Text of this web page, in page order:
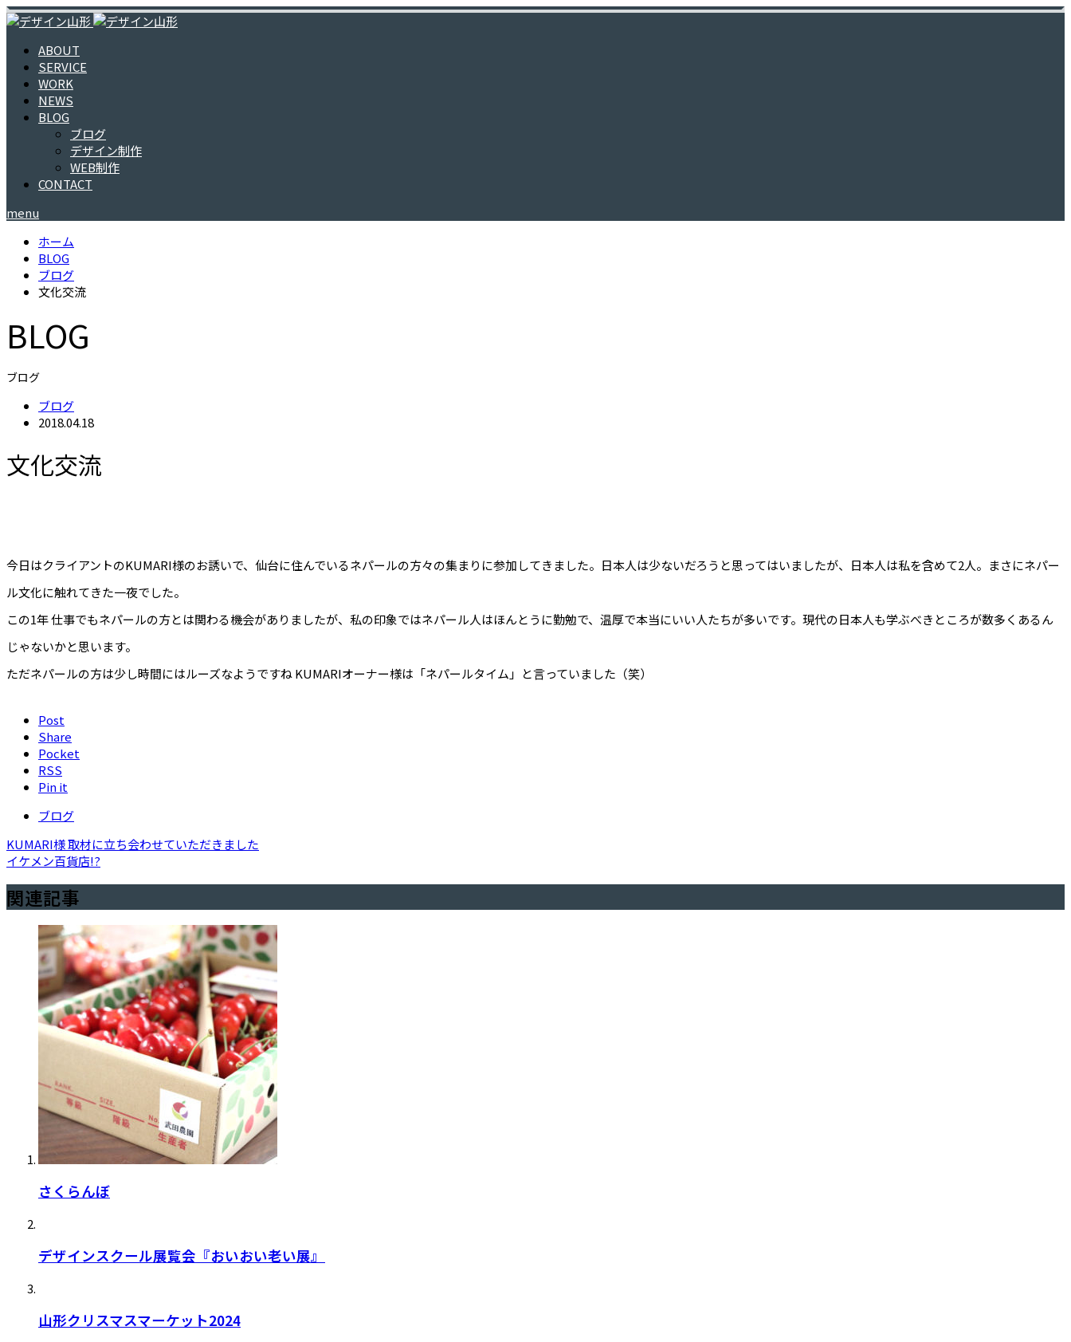
ABOUT
SERVICE
WORK
NEWS
BLOG
ブログ
デザイン制作
WEB制作
CONTACT
menu
ホーム
BLOG
ブログ
文化交流
BLOG
ブログ
ブログ
2018.04.18
文化交流
今日はクライアントのKUMARI様のお誘いで、仙台に住んでいるネパールの方々の集まりに参加してきました。日本人は少ないだろうと思ってはいましたが、日本人は私を含めて2人。まさにネパー
ル文化に触れてきた一夜でした。
この1年 仕事でもネパールの方とは関わる機会がありましたが、私の印象ではネパール人はほんとうに勤勉で、温厚で本当にいい人たちが多いです。現代の日本人も学ぶべきところが数多くあるん
じゃないかと思います。
ただネパールの方は少し時間にはルーズなようですね KUMARIオーナー様は「ネパールタイム」と言っていました（笑）
Post
Share
Pocket
RSS
Pin it
ブログ
KUMARI様 取材に立ち会わせていただきました
イケメン百貨店!?
関連記事
さくらんぼ
デザインスクール展覧会『おいおい老い展』
山形クリスマスマーケット2024